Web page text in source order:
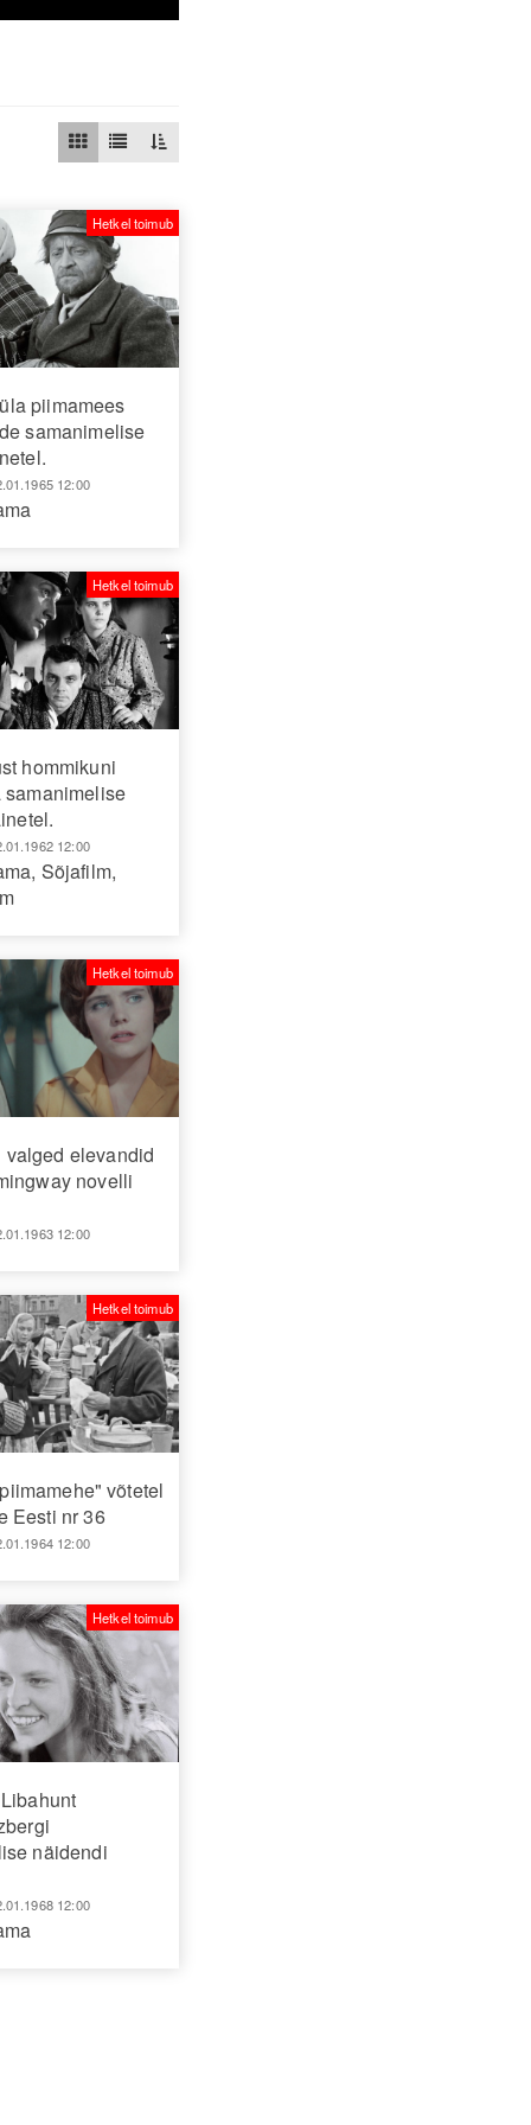
piimamees
samanimelise
12:00
Hetkel toimub
hommikuni
samanimelise
12:00
Hetkel toimub
, Sõjafilm,
valged elevandid
novelli
12:00
Hetkel toimub
võtetel
Eesti nr 36
12:00
Hetkel toimub
Libahunt
näidendi
12:00
Hetkel toimub